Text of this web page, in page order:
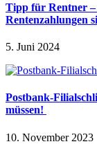
Tipp für Rentner –
Rentenzahlungen
5. Juni 2024
Postbank-
müssen!
10. November 2023